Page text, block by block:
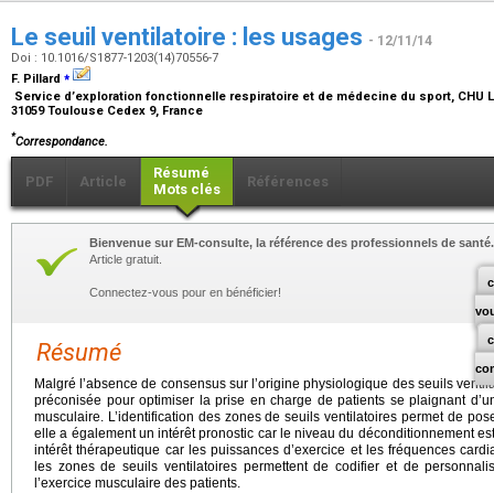
Le seuil ventilatoire : les usages - 12/11/14
Doi : 10.1016/S1877-1203(14)70556-7
F. Pillard ⁎
Service d’exploration fonctionnelle respiratoire et de médecine du sport, CHU
31059 Toulouse Cedex 9, France
*Correspondance.
PDF Article
Résumé
Mots clés
Références
Bienvenue sur EM-consulte, la référence des professionnels de santé.
Article gratuit.
Connectez-vous pour en bénéficier!
Résumé
Malgré l’absence de consensus sur l’origine physiologique des seuils
préconisée pour optimiser la prise en charge de patients se plaignant
musculaire. L’identification des zones de seuils ventilatoires permet de
elle a également un intérêt pronostic car le niveau du déconditionnement
intérêt thérapeutique car les puissances d’exercice et les fréquences
les zones de seuils ventilatoires permettent de codifier et de
l’exercice musculaire des patients.